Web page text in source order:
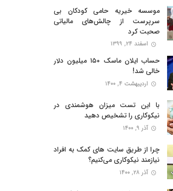
موسسه خیریه حامی کودکان بی‌
سرپرست از چالش‌های مالیاتی
صحبت کرد
اسفند ۲۴, ۱۳۹۹
حساب ایلان ماسک ۱۵۰ میلیون دلار
خالی شد!
اردیبهشت ۴, ۱۴۰۰
با این تست میزان هوشمندی در
نیکوکاری را تشخیص دهید
آذر ۹, ۱۴۰۰
چرا از طریق سایت های کمک به افراد
نیازمند نیکوکاری می‌کنیم؟
آذر ۲۸, ۱۴۰۰